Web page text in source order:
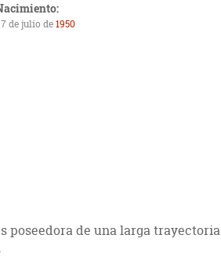
de julio de1950
poseedora de una larga trayectoria